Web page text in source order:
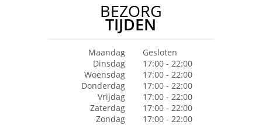
BEZORG
TIJDEN
Maandag
Gesloten
Dinsdag
17:00 - 22:00
Woensdag
17:00 - 22:00
Donderdag
17:00 - 22:00
Vrijdag
17:00 - 22:00
Zaterdag
17:00 - 22:00
Zondag
17:00 - 22:00